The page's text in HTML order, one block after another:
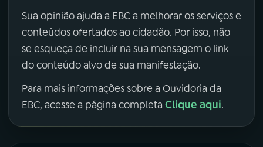
Sua opinião ajuda a EBC a melhorar os serviços e
conteúdos ofertados ao cidadão. Por isso, não
se esqueça de incluir na sua mensagem o link
do conteúdo alvo de sua manifestação.
Para mais informações sobre a Ouvidoria da
EBC, acesse a página completa Clique aqui.